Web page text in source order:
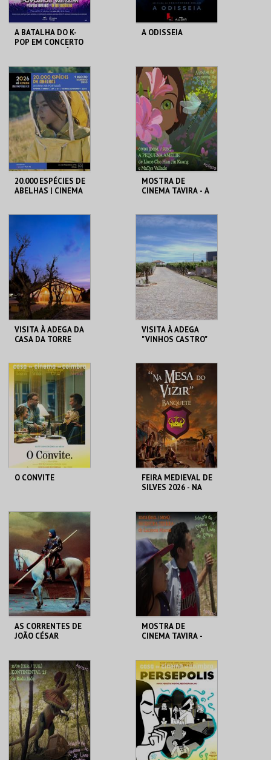
A BATALHA DO K-
POP EM CONCERTO
PÓVOA ARENA.
MAIS INFO
COMPRAR
A ODISSEIA
AUD. MUN. PESO DA
RÉGUA
MAIS INFO
COMPRAR
20.000 ESPÉCIES DE
ABELHAS | CINEMA
MAIS INFO
COMPRAR
MOSTRA DE
CINEMA TAVIRA - A
CLAUSTROS
CONVENTO CARMO
MAIS INFO
COMPRAR
VISITA À ADEGA DA
CASA DA TORRE
ADEGA DA CASA DA
TORRE
MAIS INFO
COMPRAR
VISITA À ADEGA
"VINHOS CASTRO"
CASTRO SOC. AGRO
PECUÁRIA
MAIS INFO
COMPRAR
O CONVITE
CASA DO CINEMA
DE COIMBRA
MAIS INFO
COMPRAR
FEIRA MEDIEVAL DE
SILVES 2026 - NA
CENTRO HISTÓRICO
SILVES
MAIS INFO
COMPRAR
AS CORRENTES DE
JOÃO CÉSAR
LUCKY STAR
MAIS INFO
COMPRAR
MOSTRA DE
CINEMA TAVIRA -
CLAUSTROS
CONVENTO CARMO
MAIS INFO
COMPRAR